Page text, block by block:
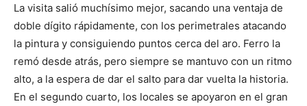
La visita salió muchísimo mejor, sacando una ventaja de
doble dígito rápidamente, con los perimetrales atacando
la pintura y consiguiendo puntos cerca del aro. Ferro la
remó desde atrás, pero siempre se mantuvo con un ritmo
alto, a la espera de dar el salto para dar vuelta la historia.
En el segundo cuarto, los locales se apoyaron en el gran